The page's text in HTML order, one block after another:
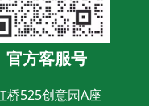
官方客服号
桥525创意园A座